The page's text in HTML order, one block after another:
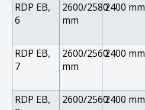
RDP EB,
6
2600/2580
mm
2400 mm
RDP EB,
7
2600/2560
mm
2400 mm
RDP EB,
2600/25602400 mm